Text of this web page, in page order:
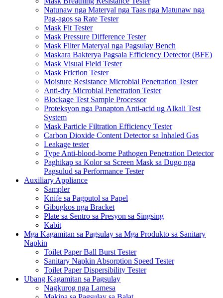
Natunaw nga Materyal nga Taas nga Matunaw nga
Pag-agos sa Rate Tester
Mask Fit Tester
Mask Pressure Difference Tester
Mask Filter Materyal nga Pagsulay Bench
Maskara Bakterya Pagsala Efficiency Detector (BFE)
Mask Visual Field Tester
Mask Friction Tester
Moisture Resistance Microbial Penetration Tester
Anti-dry Microbial Penetration Tester
Blockage Test Sample Processor
Proteksyon nga Panapton Anti-acid ug Alkali Test
System
Mask Particle Filtration Efficiency Tester
Carbon Dioxide Content Detector sa Inhaled Gas
Leakage tester
Type Anti-blood-borne Pathogen Penetration Detector
Paghikap sa Kolor sa Screen Mask sa Dugo nga
Pagsulud sa Performance Tester
Auxiliary Appliance
Sampler
Knife sa Pagputol sa Papel
Gibugkos nga Bracket
Plate sa Sentro sa Presyon sa Singsing
Kabit
Mga Kagamitan sa Pagsulay sa Mga Produkto sa Sanitary
Napkin
Toilet Paper Ball Burst Tester
Sanitary Napkin Absorption Speed ​​Tester
Toilet Paper Dispersibility Tester
Ubang Kagamitan sa Pagsulay
Nagkurog nga Lamesa